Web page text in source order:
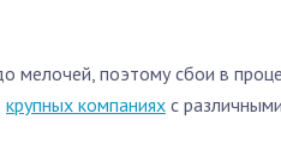
мелочей, поэтому сбои в
крупных компаниях с